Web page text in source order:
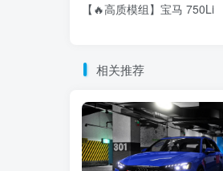
【🔥高质模组】宝马 750Li
相关推荐